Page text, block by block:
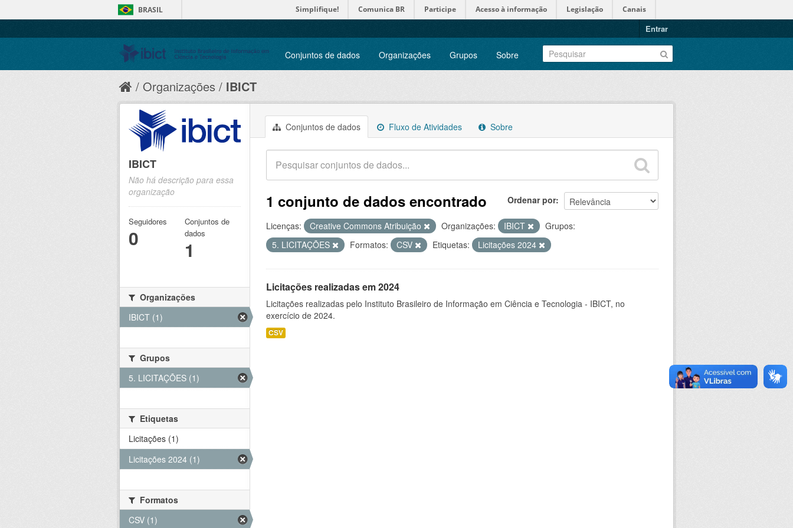
BRASIL Simplifique! Comunica BR Participe Acesso à informação Legislação Canais
Entrar
Conjuntos de dados Organizações Grupos Sobre
Organizações IBICT
Conjuntos de dados Fluxo de Atividades Sobre
Ordenar por
1 conjunto de dados encontrado
Licenças: Creative Commons Atribuição Organizações: IBICT
Grupos:
5. LICITAÇÕES
Formatos: CSV Etiquetas: Licitações 2024
Licitações realizadas em 2024
Licitações realizadas pelo Instituto Brasileiro de Informação em Ciência e Tecnologia - IBICT, no
exercício de 2024.
CSV
IBICT
Não há descrição para essa
organização
Seguidores
0
Conjuntos de
dados
1
Organizações
IBICT (1)
Grupos
5. LICITAÇÕES (1)
Etiquetas
Licitações (1)
Licitações 2024 (1)
Formatos
CSV (1)